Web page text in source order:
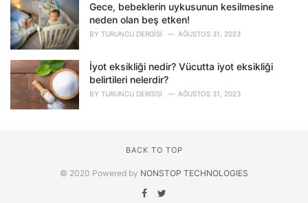
Gece, bebeklerin uykusunun kesilmesine
neden olan beş etken!
BY TURUNCU DERGISI AĞUSTOS 31, 2023
İyot eksikliği nedir? Vücutta iyot eksikliği
belirtileri nelerdir?
BY TURUNCU DERGISI AĞUSTOS 31, 2023
BACK TO TOP
© 2020 Powered by NONSTOP TECHNOLOGIES